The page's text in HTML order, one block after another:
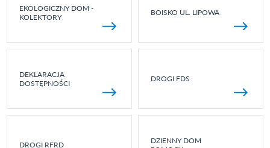
EKOLOGICZNY DOM -
KOLEKTORY
BOISKO UL. LIPOWA
DEKLARACJA
DOSTĘPNOŚCI
DROGI FDS
DROGI RFRD
DZIENNY DOM